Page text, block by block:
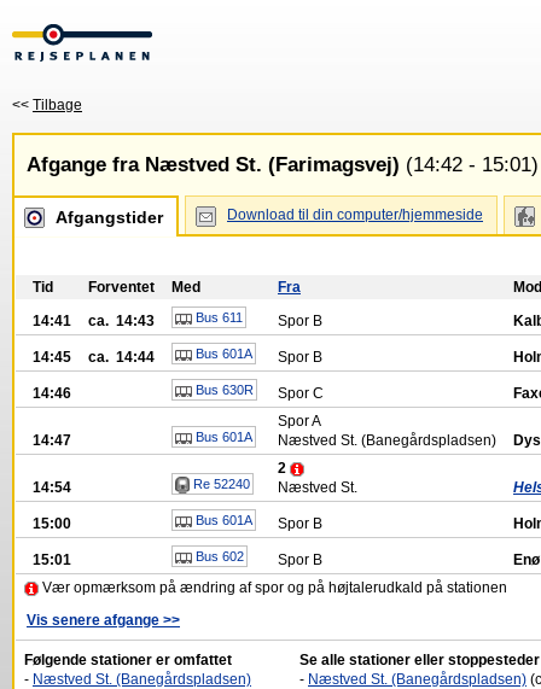
<< Tilbage
Afgange fra Næstved St. (Farimagsvej) (14:42 - 15:01)
Afgangstider Download til din computer/hjemmeside
Tid Forventet Med Fra
Mod
14:41
ca. 14:43 Bus 611 Spor B
14:45 ca. 14:44 Bus 601A Spor B
14:46 Bus 630R Spor C
14:47 Bus 601A
SporA
Næstved St. (Banegårdspladsen)
14:54 Re 52240
2
Næstved St.
15:00 Bus 601A Spor B
15:01 Bus 602 Spor B
Vær opmærksom på ændring af spor og på højtalerudkald på stationen
Vis senere afgange >>
Følgende stationer er omfattet
- Næstved St. (Banegårdspladsen)
Se alle stationer eller
- Næstved St. (Banegårdspladsen)